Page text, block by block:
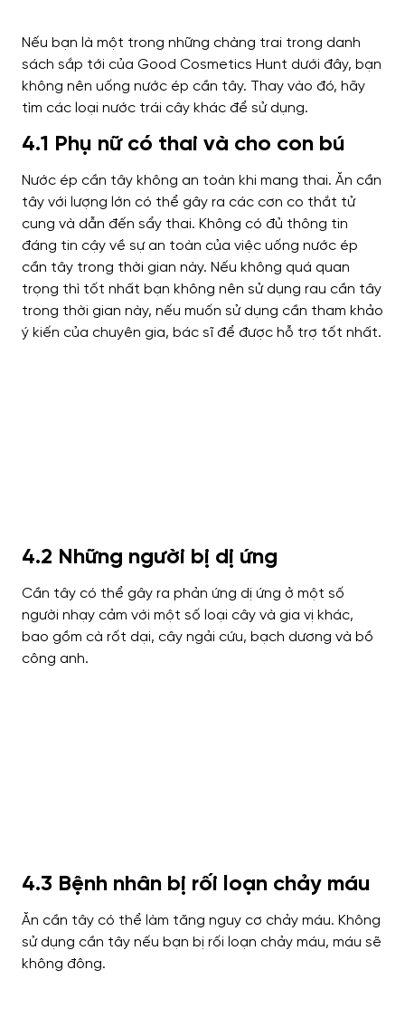
Nếu bạn là một trong những chàng trai trong danh
sách sắp tới của Good Cosmetics Hunt dưới đây, bạn
không nên uống nước ép cần tây. Thay vào đó, hãy
tìm các loại nước trái cây khác để sử dụng.
4.1 Phụ nữ có thai và cho con bú
Nước ép cần tây không an toàn khi mang thai. Ăn cần
tây với lượng lớn có thể gây ra các cơn co thắt tử
cung và dẫn đến sẩy thai. Không có đủ thông tin
đáng tin cậy về sự an toàn của việc uống nước ép
cần tây trong thời gian này. Nếu không quá quan
trọng thì tốt nhất bạn không nên sử dụng rau cần tây
trong thời gian này, nếu muốn sử dụng cần tham khảo
ý kiến ​​của chuyên gia, bác sĩ để được hỗ trợ tốt nhất.
4.2 Những người bị dị ứng
Cần tây có thể gây ra phản ứng dị ứng ở một số
người nhạy cảm với một số loại cây và gia vị khác,
bao gồm cà rốt dại, cây ngải cứu, bạch dương và bồ
công anh.
4.3 Bệnh nhân bị rối loạn chảy máu
Ăn cần tây có thể làm tăng nguy cơ chảy máu. Không
sử dụng cần tây nếu bạn bị rối loạn chảy máu, máu sẽ
không đông.